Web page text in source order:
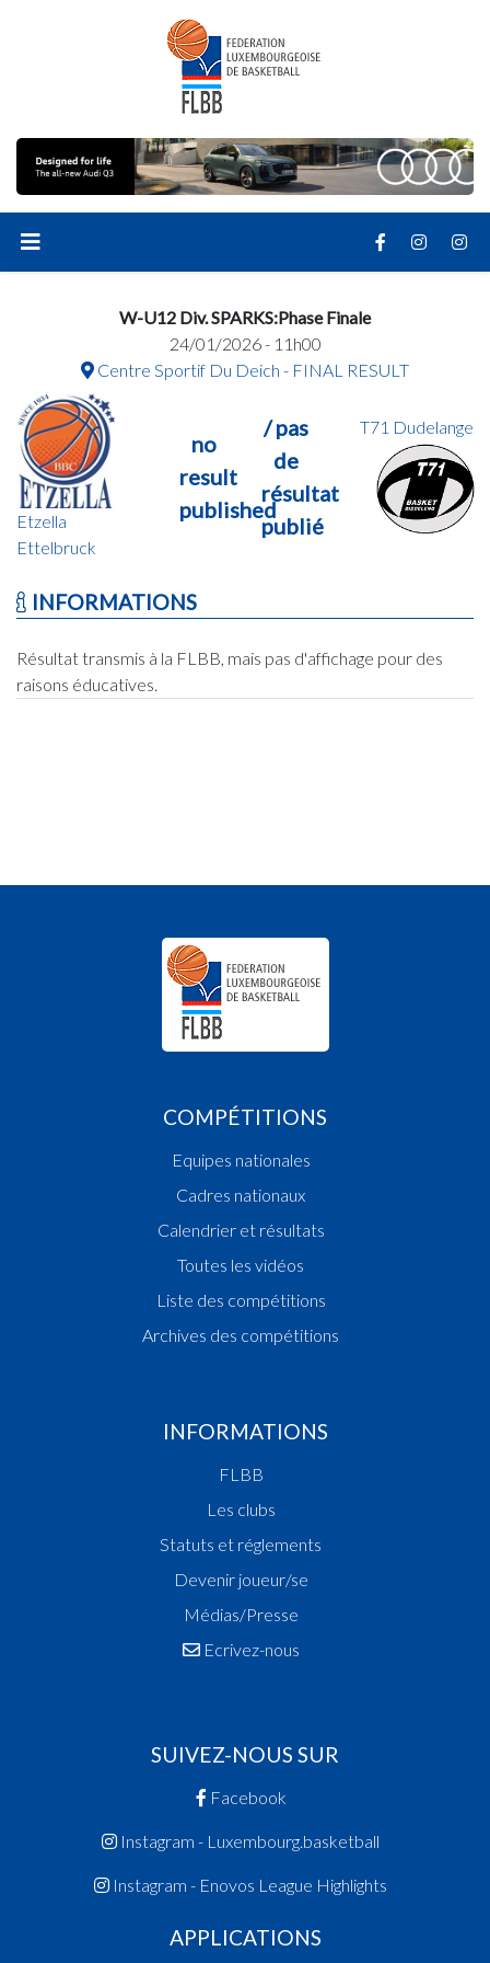
W-U12 Div. SPARKS:Phase Finale
24/01/2026 - 11h00
Centre Sportif Du Deich - FINAL RESULT
Etzella
Ettelbruck
no
result
published
/ pas
de
résultat
publié
T71 Dudelange
INFORMATIONS
Résultat transmis à la FLBB, mais pas d'affichage pour des
raisons éducatives.
COMPÉTITIONS
Equipes nationales
Cadres nationaux
Calendrier et résultats
Toutes les vidéos
Liste des compétitions
Archives des compétitions
INFORMATIONS
FLBB
Les clubs
Statuts et réglements
Devenir joueur/se
Médias/Presse
Ecrivez-nous
SUIVEZ-NOUS SUR
Facebook
Instagram - Luxembourg.basketball
Instagram - Enovos League Highlights
APPLICATIONS